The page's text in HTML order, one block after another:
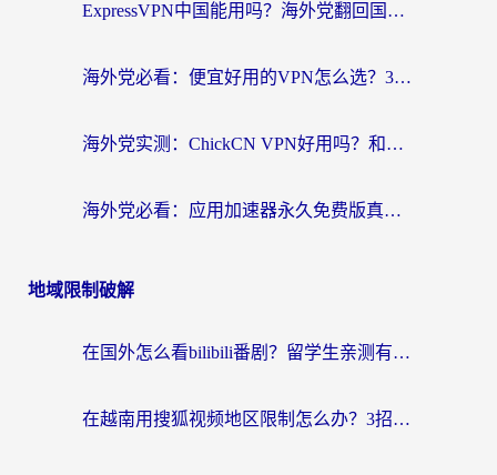
ExpressVPN中国能用吗？海外党翻回国内的加速器选择指南（附番茄加速器实测）
海外党必看：便宜好用的VPN怎么选？3步解决回国访问难题+Steam改区技巧
海外党实测：ChickCN VPN好用吗？和OurPlay VPN对比哪个回国效果更好？附避坑指南
海外党必看：应用加速器永久免费版真的靠谱吗？教你选对回国加速器无缝刷国内资源
地域限制破解
在国外怎么看bilibili番剧？留学生亲测有效的地域限制突破指南（附酷我酷狗音乐解决方法）
在越南用搜狐视频地区限制怎么办？3招解决海外看国内剧难题（附西瓜视频CCTV观看技巧）